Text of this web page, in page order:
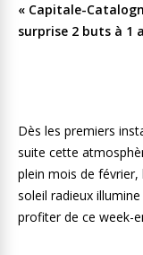
« Capitale-
surprise 2 buts à 1
Dès les premiers
suite cette
plein mois de
soleil radieux
profiter de ce week-